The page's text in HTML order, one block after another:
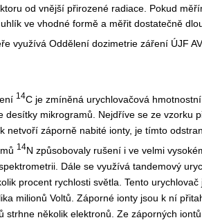
od vnější přirozené radiace. Pokud
ve vhodné formě a měřit dostatečně
využívá Oddělení dozimetrie záření ÚJF
14C je zmíněná urychlovačová
desítky mikrogramů. Nejdříve se ze vzorku
netvoří záporně nabité ionty, je tímto
14N způsobovaly rušení i ve velmi
Dále se využívá tandemový
procent rychlosti světla. Tento
milionů Voltů. Záporné ionty jsou k ní
strhne několik elektronů. Ze záporných